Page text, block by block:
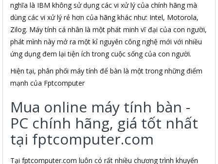
nghĩa là IBM không sử dụng các vi xử lý của chính hãng mà
dùng các vi xử lý rẻ hơn của hãng khác như: Intel, Motorola,
Zilog. Máy tính cá nhân là một phát minh vĩ đại của con người,
phát mình này mở ra một kỉ nguyên công nghệ mới với nhiều
ứng dụng đem lại tiện ích trong cuộc sống của con người.
Hiện tại, phân phối máy tính để bàn là một trong những điểm
mạnh của Fptcomputer
Mua online máy tính bàn -
PC chính hãng, giá tốt nhất
tại fptcomputer.com
Tại fptcomputer.com luôn có rất nhiều chương trình khuyến